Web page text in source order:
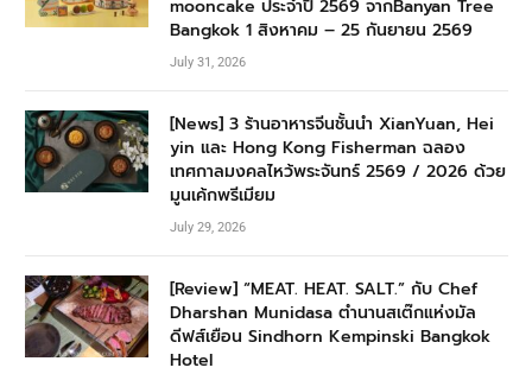
mooncake ประจำปี 2569 จากBanyan Tree
Bangkok 1 สิงหาคม – 25 กันยายน 2569
July 31, 2026
[News] 3 ร้านอาหารจีนชั้นนำ XianYuan, Hei
yin และ Hong Kong Fisherman ฉลอง
เทศกาลมงคลไหว้พระจันทร์ 2569 / 2026 ด้วย
มูนเค้กพรีเมียม
July 29, 2026
[Review] “MEAT. HEAT. SALT.” กับ Chef
Dharshan Munidasa ตำนานสเต๊กแห่งมัล
ดีฟส์เยือน Sindhorn Kempinski Bangkok
Hotel